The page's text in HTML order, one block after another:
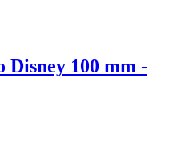
Disney 100 mm -